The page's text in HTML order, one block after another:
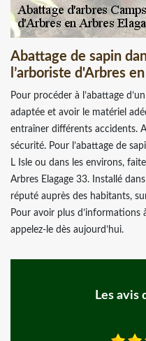
Abattage de sapin
l’arboriste d'Arbres
Pour procéder à l’abattage
adaptée et avoir le matériel
entraîner différents accidents.
sécurité. Pour l’abattage de
L Isle ou dans les environs,
Arbres Elagage 33. Installé
réputé auprès des habitants,
Pour avoir plus d’informations
appelez-le dès aujourd’hui.
Les avis